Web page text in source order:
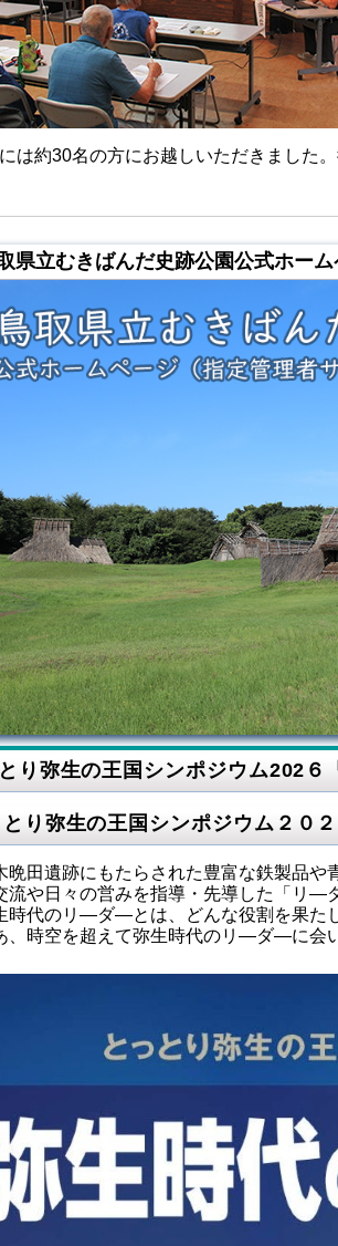
は約30名の方にお越しいただきました
県立むきばんだ史跡公園公式ホー
り弥生の王国シンポジウム202６
り弥生の王国シンポジウム２０２
田遺跡にもたらされた豊富な鉄製品や
流や日々の営みを指導・先導した「リ ―
代のリ ―ダ―とは、どんな役割を果た
時空を超えて弥生時代のリ ―ダ―に会